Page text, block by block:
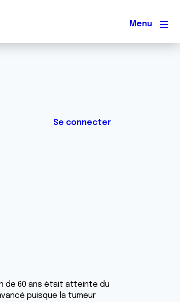
Menu
Se connecter
de 60 ans était atteinte du
puisque la tumeur